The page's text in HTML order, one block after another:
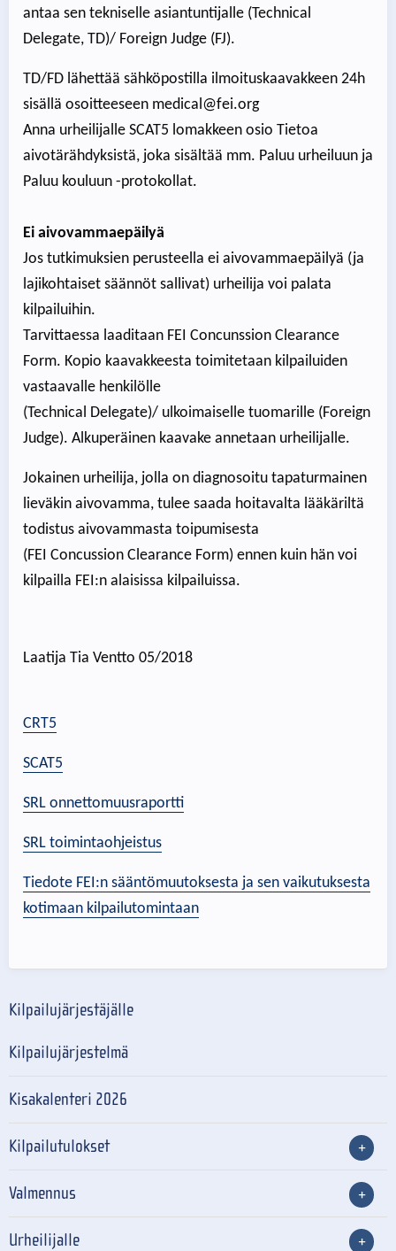
antaa sen tekniselle asiantuntijalle (Technical
Delegate, TD)/ Foreign Judge (FJ).
TD/FD lähettää sähköpostilla ilmoituskaavakkeen 24h
sisällä osoitteeseen medical@fei.org
Anna urheilijalle SCAT5 lomakkeen osio Tietoa
aivotärähdyksistä, joka sisältää mm. Paluu urheiluun ja
Paluu kouluun -protokollat.
Ei aivovammaepäilyä
Jos tutkimuksien perusteella ei aivovammaepäilyä (ja
lajikohtaiset säännöt sallivat) urheilija voi palata
kilpailuihin.
Tarvittaessa laaditaan FEI Concunssion Clearance
Form. Kopio kaavakkeesta toimitetaan kilpailuiden
vastaavalle henkilölle
(Technical Delegate)/ ulkoimaiselle tuomarille (Foreign
Judge). Alkuperäinen kaavake annetaan urheilijalle.
Jokainen urheilija, jolla on diagnosoitu tapaturmainen
lieväkin aivovamma, tulee saada hoitavalta lääkäriltä
todistus aivovammasta toipumisesta
(FEI Concussion Clearance Form) ennen kuin hän voi
kilpailla FEI:n alaisissa kilpailuissa.
Laatija Tia Ventto 05/2018
CRT5
SCAT5
SRL onnettomuusraportti
SRL toimintaohjeistus
Tiedote FEI:n sääntömuutoksesta ja sen vaikutuksesta
kotimaan kilpailutomintaan
Kilpailujärjestäjälle
Kilpailujärjestelmä
Kisakalenteri 2026
Kilpailutulokset
Valmennus
Urheilijalle